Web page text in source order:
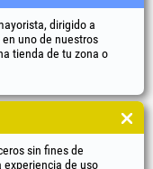
dirigido a
uno de nuestros
tienda de tu zona o
sin fines de
de uso